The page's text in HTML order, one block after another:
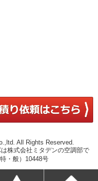
All Rights Reserved.
株式会社ミタデンの空調部で
・般）10448号